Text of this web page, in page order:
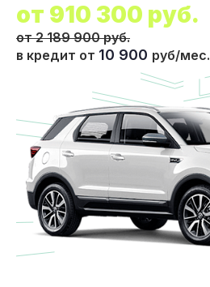
от 910 300 руб.
от 2 189 900 руб.
в кредит от 10 900 руб/мес.